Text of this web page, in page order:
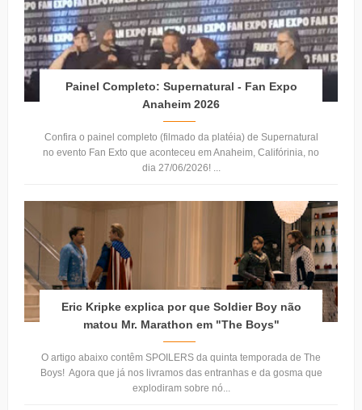
Painel Completo: Supernatural - Fan Expo
Anaheim 2026
Confira o painel completo (filmado da platéia) de Supernatural
no evento Fan Exto que aconteceu em Anaheim, Califórinia, no
dia 27/06/2026! ...
Eric Kripke explica por que Soldier Boy não
matou Mr. Marathon em "The Boys"
O artigo abaixo contêm SPOILERS da quinta temporada de The
Boys! Agora que já nos livramos das entranhas e da gosma que
explodiram sobre nó...